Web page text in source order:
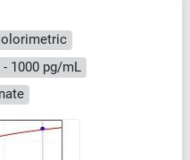
1000 pg/mL